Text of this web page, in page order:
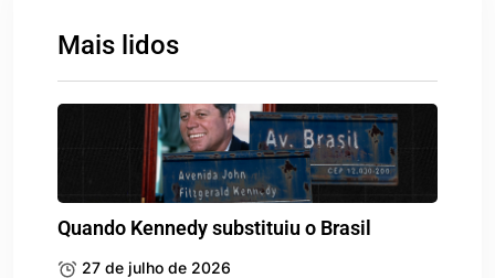
Mais lidos
Quando Kennedy substituiu o Brasil
27 de julho de 2026